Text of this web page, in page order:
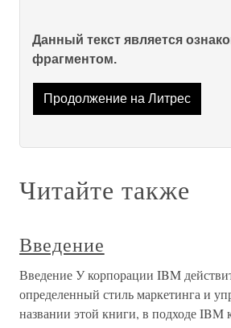
Данный текст является
фрагментом.
Продолжение на Литрес
Читайте также
Введение
Введение У корпорации IBM
определенный стиль маркетинга и
названии этой книги, в подходе IBM